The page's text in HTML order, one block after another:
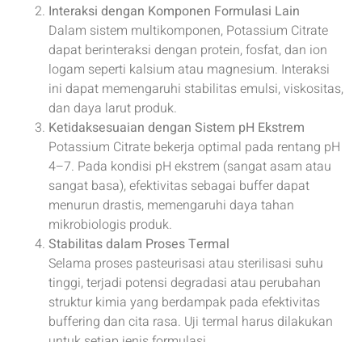
Interaksi dengan Komponen Formulasi Lain
Dalam sistem multikomponen, Potassium Citrate
dapat berinteraksi dengan protein, fosfat, dan ion
logam seperti kalsium atau magnesium. Interaksi
ini dapat memengaruhi stabilitas emulsi, viskositas,
dan daya larut produk.
Ketidaksesuaian dengan Sistem pH Ekstrem
Potassium Citrate bekerja optimal pada rentang pH
4–7. Pada kondisi pH ekstrem (sangat asam atau
sangat basa), efektivitas sebagai buffer dapat
menurun drastis, memengaruhi daya tahan
mikrobiologis produk.
Stabilitas dalam Proses Termal
Selama proses pasteurisasi atau sterilisasi suhu
tinggi, terjadi potensi degradasi atau perubahan
struktur kimia yang berdampak pada efektivitas
buffering dan cita rasa. Uji termal harus dilakukan